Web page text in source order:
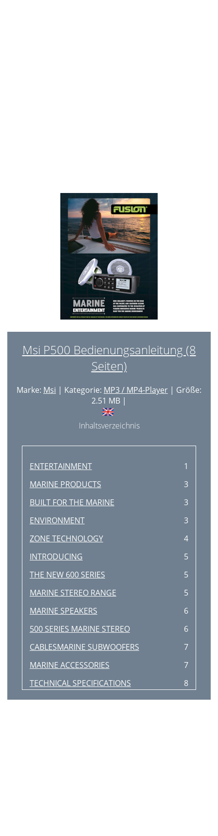
Msi P500 Bedienungsanleitung (8
Seiten)
Marke: Msi | Kategorie: MP3 / MP4-Player | Größe:
2.51 MB |
Inhaltsverzeichnis
ENTERTAINMENT
1
MARINE PRODUCTS
3
BUILT FOR THE MARINE
3
ENVIRONMENT
3
ZONE TECHNOLOGY
4
INTRODUCING
5
THE NEW 600 SERIES
5
MARINE STEREO RANGE
5
MARINE SPEAKERS
6
500 SERIES MARINE STEREO
6
CABLESMARINE SUBWOOFERS
7
MARINE ACCESSORIES
7
TECHNICAL SPECIFICATIONS
8